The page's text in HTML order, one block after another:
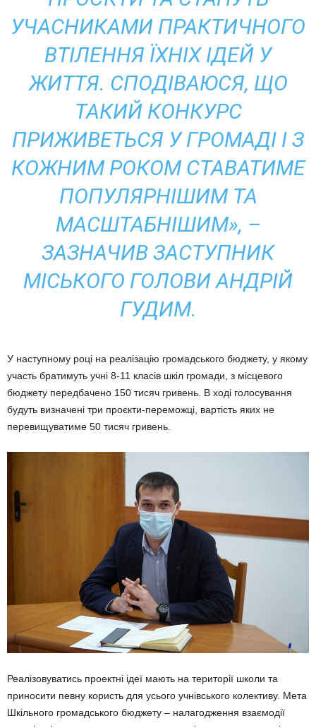
УЧАСНИКАМИ ПРАКТИЧНОГО
ВТІЛЕННЯ ЇХНІХ ІДЕЙ У
ЖИТТЯ. СПОДІВАЮСЯ, ЩО
ТАКИЙ КОНКУРС
ПРИЖИВЕТЬСЯ У ГРОМАДІ І З
КОЖНИМ РОКОМ СТАВАТИМЕ
ПОПУЛЯРНІШИМ ТА
МАСШТАБНІШИМ», –
ЗАЗНАЧИВ ЗАСТУПНИК
МІСЬКОГО ГОЛОВИ АНДРІЙ
ГУДИМ.
У наступному році на реалізацію громадського бюджету, у якому
участь братимуть учні 8-11 класів шкіл громади, з місцевого
бюджету передбачено 150 тисяч гривень. В ході голосування
будуть визначені три проєкти-переможці, вартість яких не
перевищуватиме 50 тисяч гривень.
Реалізовуватись проектні ідеї мають на території школи та
приносити певну користь для усього учнівського колективу. Мета
Шкільного громадського бюджету – налагодження взаємодії